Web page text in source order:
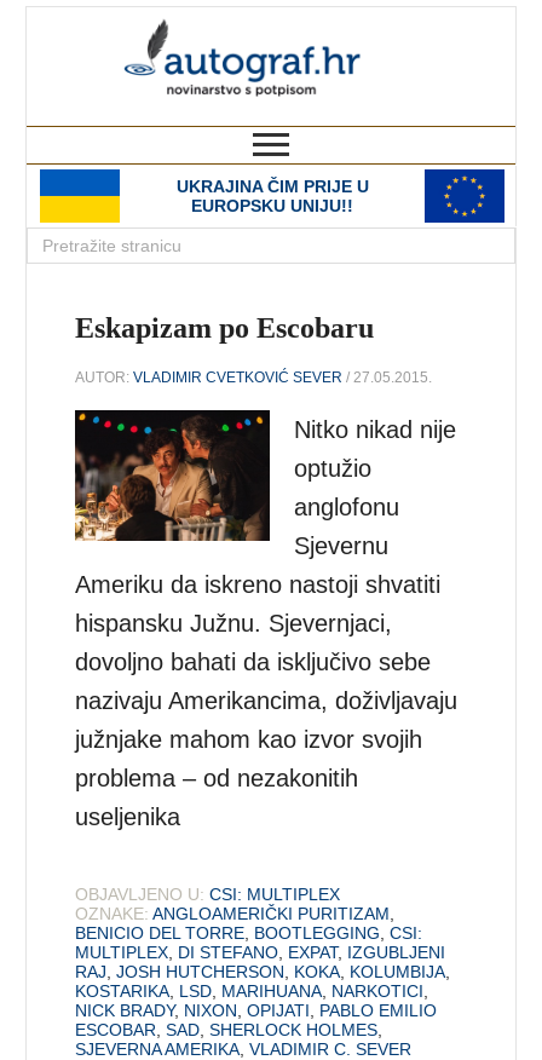
UKRAJINA ČIM PRIJE U
EUROPSKU UNIJU!!
Eskapizam po Escobaru
AUTOR:VLADIMIR CVETKOVIĆ SEVER / 27.05.2015.
Nitko nikad nije
optužio
anglofonu
Sjevernu
Ameriku da iskreno nastoji shvatiti
hispansku Južnu. Sjevernjaci,
dovoljno bahati da isključivo sebe
nazivaju Amerikancima, doživljavaju
južnjake mahom kao izvor svojih
problema – od nezakonitih
useljenika
OBJAVLJENO U: CSI: MULTIPLEX
OZNAKE: ANGLOAMERIČKI PURITIZAM
BENICIO DEL TORRE BOOTLEGGING ,CSI:
MULTIPLEX DI STEFANO EXPAT, IZGUBLJENI
RAJ ,JOSH HUTCHERSON KOKA KOLUMBIJA
KOSTARIKA LSD MARIHUANA NARKOTICI
NICK BRADY, NIXON ,OPIJATI
PABLO EMILIO
ESCOBAR ,SAD ,SHERLOCK HOLMES
SJEVERNA AMERIKA ,VLADIMIR C. SEVER